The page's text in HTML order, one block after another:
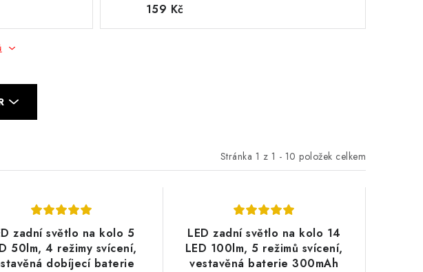
159 Kč
Stránka 1 z 1 - 10 položek celkem
zadní světlo na kolo 5
50lm, 4 režimy svícení,
dobíjecí baterie
LED zadní světlo na kolo 14
LED 100lm, 5 režimů svícení,
vestavěná baterie 300mAh